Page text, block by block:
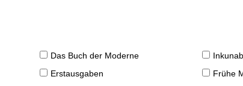
Das Buch der Moderne
Erstausgaben
Frühe